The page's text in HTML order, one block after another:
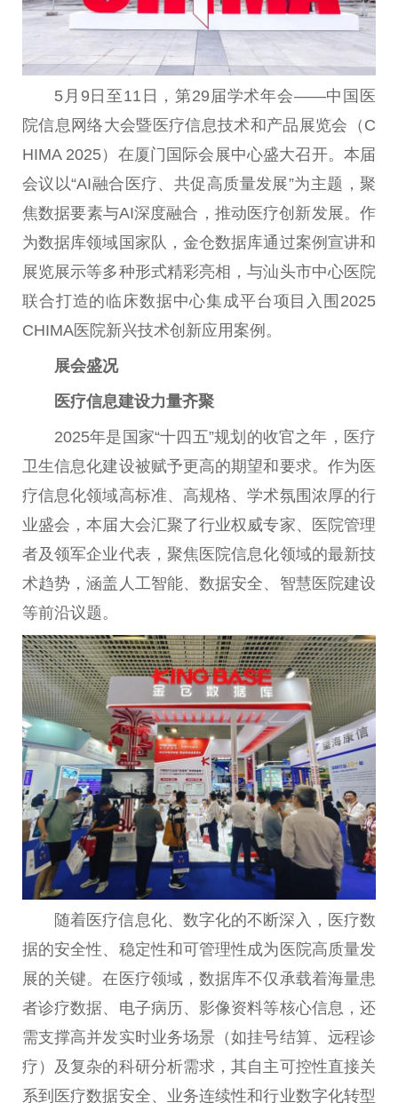
5月9日至11日，第29届学术年会——中国医
院信息网络大会暨医疗信息技术和产品展览会（C
HIMA 2025）在厦门国际会展中心盛大召开。本届
会议以“AI融合医疗、共促高质量发展”为主题，聚
焦数据要素与AI深度融合，推动医疗创新发展。作
为数据库领域国家队，金仓数据库通过案例宣讲和
展览展示等多种形式精彩亮相，与汕头市中心医院
联合打造的临床数据中心集成平台项目入围2025
CHIMA医院新兴技术创新应用案例。
展会盛况
医疗信息建设力量齐聚
2025年是国家“十四五”规划的收官之年，医疗
卫生信息化建设被赋予更高的期望和要求。作为医
疗信息化领域高标准、高规格、学术氛围浓厚的行
业盛会，本届大会汇聚了行业权威专家、医院管理
者及领军企业代表，聚焦医院信息化领域的最新技
术趋势，涵盖人工智能、数据安全、智慧医院建设
等前沿议题。
随着医疗信息化、数字化的不断深入，医疗数
据的安全性、稳定性和可管理性成为医院高质量发
展的关键。在医疗领域，数据库不仅承载着海量患
者诊疗数据、电子病历、影像资料等核心信息，还
需支撑高并发实时业务场景（如挂号结算、远程诊
疗）及复杂的科研分析需求，其自主可控性直接关
系到医疗数据安全、业务连续性和行业数字化转型